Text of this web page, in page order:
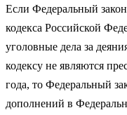
Если Федеральный
кодекса Российской
уголовные дела за
кодексу не являются
года, то Федеральный
дополнений в